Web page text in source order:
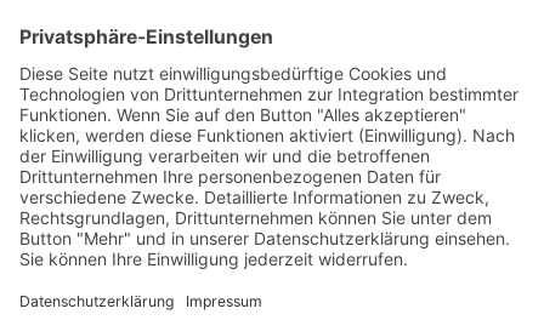
Datenschutz
Webautor